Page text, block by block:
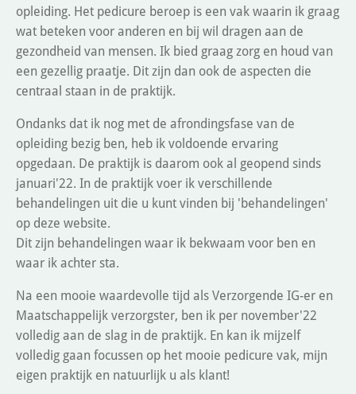
opleiding. Het pedicure beroep is een vak waarin ik graag
wat beteken voor anderen en bij wil dragen aan de
gezondheid van mensen. Ik bied graag zorg en houd van
een gezellig praatje. Dit zijn dan ook de aspecten die
centraal staan in de praktijk.
Ondanks dat ik nog met de afrondingsfase van de
opleiding bezig ben, heb ik voldoende ervaring
opgedaan. De praktijk is daarom ook al geopend sinds
januari'22. In de praktijk voer ik verschillende
behandelingen uit die u kunt vinden bij 'behandelingen'
op deze website.
Dit zijn behandelingen waar ik bekwaam voor ben en
waar ik achter sta.
Na een mooie waardevolle tijd als Verzorgende IG-er en
Maatschappelijk verzorgster, ben ik per november'22
volledig aan de slag in de praktijk. En kan ik mijzelf
volledig gaan focussen op het mooie pedicure vak, mijn
eigen praktijk en natuurlijk u als klant!